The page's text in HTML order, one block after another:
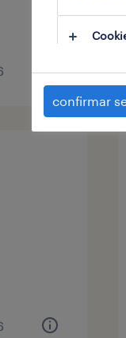
confirmar